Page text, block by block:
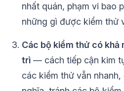
nhất quán, phạm vi bao
những gì được kiểm thử
Các bộ kiểm thử có khả
trì — cách tiếp cận kim
các kiểm thử vẫn